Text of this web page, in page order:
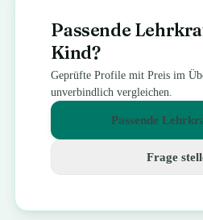
Passende
Kind?
Geprüfte Profile mit Preis im
unverbindlich vergleichen.
Passende
Frage